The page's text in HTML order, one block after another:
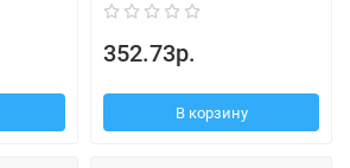
352.73р.
В корзину